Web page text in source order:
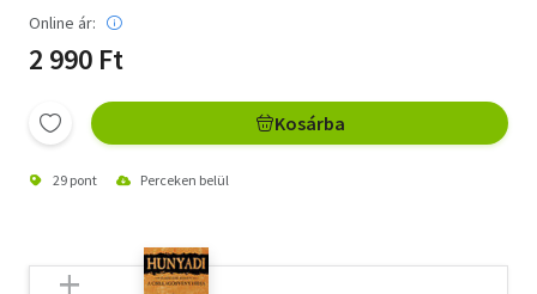
Online ár:
2 990 Ft
Kosárba
29 pont Perceken belül